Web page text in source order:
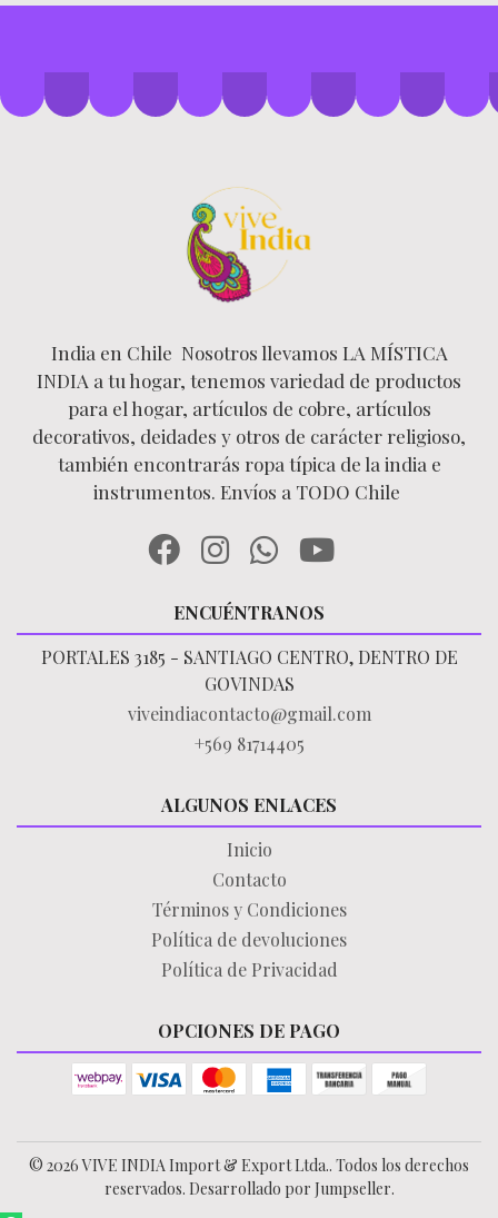
India en Chile Nosotros llevamos LA MÍSTICA
INDIA a tu hogar, tenemos variedad de productos
para el hogar, artículos de cobre, artículos
decorativos, deidades y otros de carácter religioso,
también encontrarás ropa típica de la india e
instrumentos. Envíos a TODO Chile
ENCUÉNTRANOS
PORTALES 3185 - SANTIAGO CENTRO, DENTRO DE
GOVINDAS
viveindiacontacto@gmail.com
+569 81714405
ALGUNOS ENLACES
Inicio
Contacto
Términos y Condiciones
Política de devoluciones
Política de Privacidad
OPCIONES DE PAGO
© 2026 VIVE INDIA Import & Export Ltda.. Todos los derechos
reservados. Desarrollado por Jumpseller.